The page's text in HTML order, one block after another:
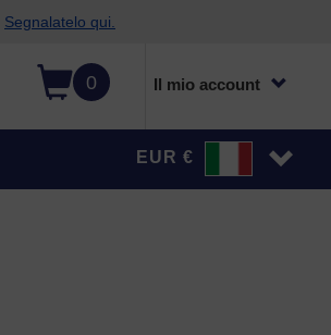
Segnalatelo qui.
0 Il mio account
EUR €